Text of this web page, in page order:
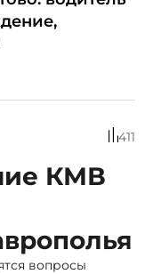
411
КМВ
вопросы